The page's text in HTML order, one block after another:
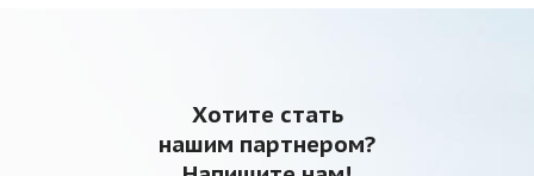
Хотите стать
нашим партнером?